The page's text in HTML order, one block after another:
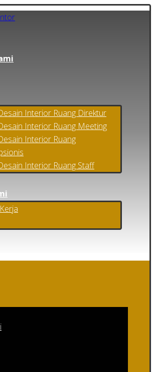
Interior Ruang Direktur
Interior Ruang Meeting
Interior Ruang
Interior Ruang Staff